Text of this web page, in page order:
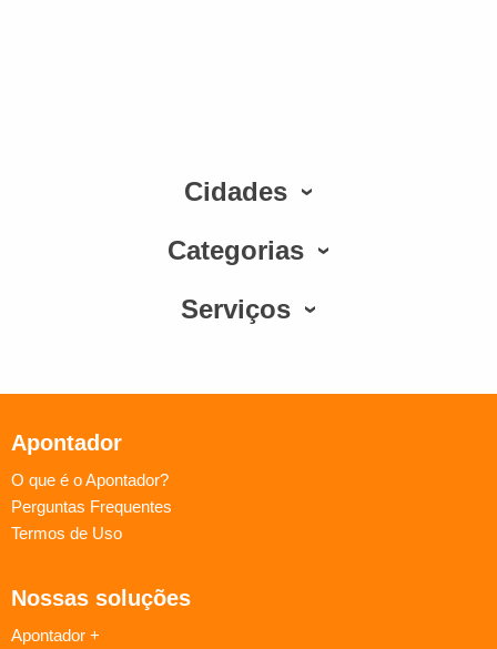
Cidades
Categorias
Serviços
Apontador
O que é o Apontador?
Perguntas Frequentes
Termos de Uso
Nossas soluções
Apontador +